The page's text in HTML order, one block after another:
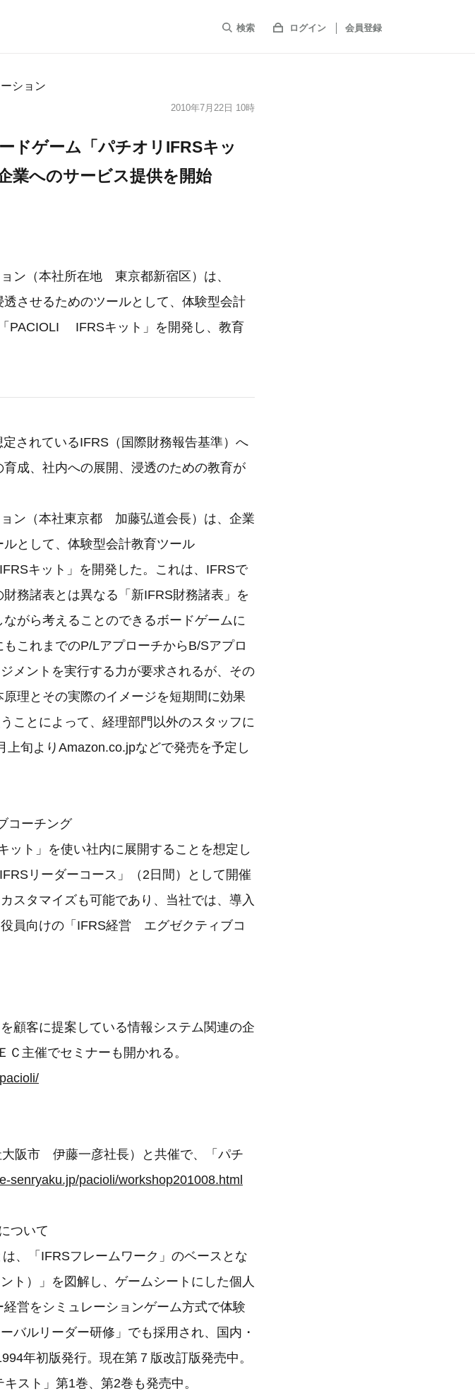
検索 ログイン 会員登録
ション
2010年7月22日 10時
ドゲーム「パチオリIFRSキッ
業へのサービス提供を開始
ン（本社所在地 東京都新宿区）は、
させるためのツールとして、体験型会計
PACIOLI IFRSキット」を開発し、教育
されているIFRS（国際財務報告基準）へ
成、社内への展開、浸透のための教育が
ン（本社東京都 加藤弘道会長）は、企業
として、体験型会計教育ツール
キット」を開発した。これは、IFRSで
務諸表とは異なる「新IFRS財務諸表」を
がら考えることのできるボードゲームに
これまでのP/LアプローチからB/Sアプロ
メントを実行する力が要求されるが、その
理とその実際のイメージを短期間に効果
ことによって、経理部門以外のスタッフに
旬よりAmazon.co.jpなどで発売を予定し
コーチング
ト」を使い社内に展開することを想定し
リーダーコース」（2日間）として開催
スタマイズも可能であり、当社では、導入
員向けの「IFRS経営 エグゼクティブコ
顧客に提案している情報システム関連の企
主催でセミナーも開かれる。
阪市 伊藤一彦社長）と共催で、「パチ
senryaku.jp/pacioli/workshop201008.html
ついて
、「IFRSフレームワーク」のベースとな
ト）」を図解し、ゲームシートにした個人
営をシミュレーションゲーム方式で体験
バルリーダー研修」でも採用され、国内・
年初版発行。現在第７版改訂版発売中。
スト」第1巻、第2巻も発売中。